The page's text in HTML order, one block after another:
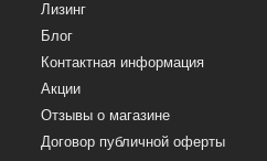
Лизинг
Блог
Контактная информация
Акции
Отзывы о магазине
Договор публичной оферты